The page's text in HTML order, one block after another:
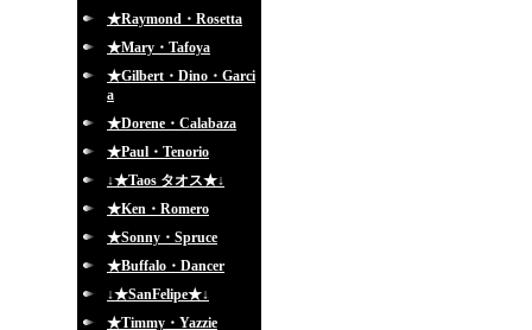
★Raymond・Rosetta
★Mary・Tafoya
★Gilbert・Dino・Garci
a
★Dorene・Calabaza
★Paul・Tenorio
↓★Taos タオス★↓
★Ken・Romero
★Sonny・Spruce
★Buffalo・Dancer
↓★SanFelipe★↓
★Timmy・Yazzie